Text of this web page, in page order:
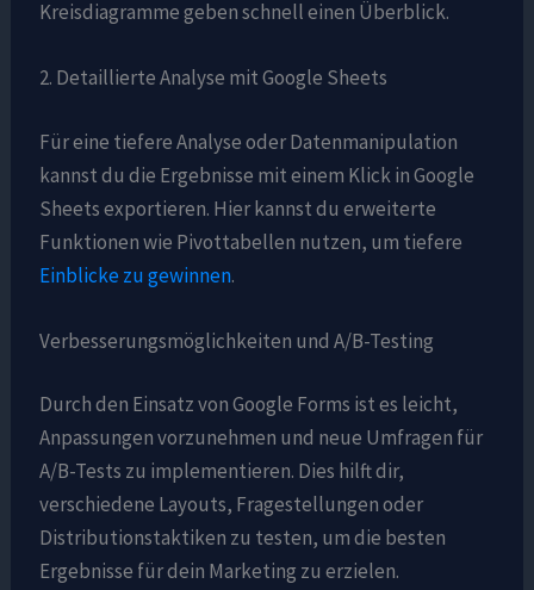
Kreisdiagramme geben schnell einen Überblick.
2. Detaillierte Analyse mit Google Sheets
Für eine tiefere Analyse oder Datenmanipulation
kannst du die Ergebnisse mit einem Klick in Google
Sheets exportieren. Hier kannst du erweiterte
Funktionen wie Pivottabellen nutzen, um tiefere
Einblicke zu gewinnen.
Verbesserungsmöglichkeiten und A/B-Testing
Durch den Einsatz von Google Forms ist es leicht,
Anpassungen vorzunehmen und neue Umfragen für
A/B-Tests zu implementieren. Dies hilft dir,
verschiedene Layouts, Fragestellungen oder
Distributionstaktiken zu testen, um die besten
Ergebnisse für dein Marketing zu erzielen.